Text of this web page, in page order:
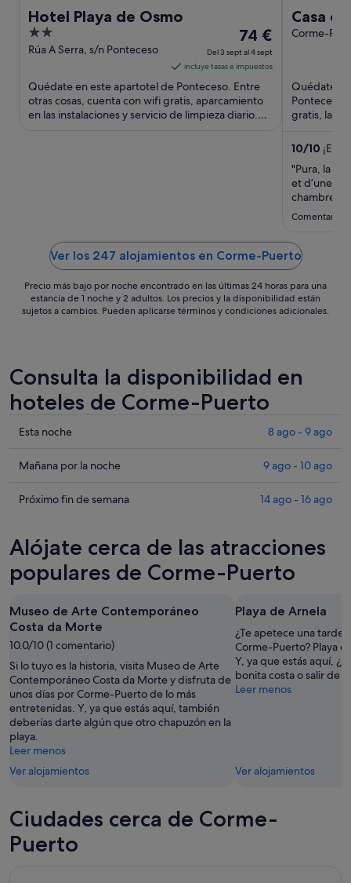
Hotel Playa de Osmo
2
out
5
Rúa A Serra, s/n Ponteceso
El
precio
es
de
74 €
por
74 €
Del 3 sept al 4 sept
incluye tasas e impuestos
Quédate en este apartotel de Ponteceso. Entre
otras cosas, cuenta con wifi gratis, aparcamiento
en las instalaciones y servicio de limpieza diario.
Casa
Corme-
Quédate
Ponteceso.
gratis,
10/10
"Pura, la
et d’une
chambres
couchages.
Comentario
Ver los 247 alojamientos en Corme-Puerto
Precio más bajo por noche encontrado en las últimas 24 horas para una
estancia de 1 noche y 2 adultos. Los precios y la disponibilidad están
sujetos a cambios. Pueden aplicarse términos y condiciones adicionales.
Consulta la disponibilidad en
hoteles de Corme-Puerto
Comprueba
precios
Corme-
esta
noche,
8
-
9
ago
Esta noche 8 ago - 9 ago
Comprueba
precios
Puerto
para
mañana
la
noche,
9
ago
-
10
ago
Mañana por la noche 9 ago - 10 ago
Comprueba
en
Corme-
Puerto
el
próximo
fin
de
semana,
14
ago
-
16
ago
Próximo fin de semana 14 ago - 16 ago
Alójate cerca de las atracciones
populares de Corme-Puerto
Museo de Arte Contemporáneo
Costa da Morte
10.0/10 (1 comentario)
Si lo tuyo es la historia, visita Museo de Arte
Contemporáneo Costa da Morte y disfruta de
unos días por Corme-Puerto de lo más
entretenidas. Y, ya que estás aquí, también
deberías darte algún que otro chapuzón en la
playa.
Leer menos
Ver alojamientos
Playa de Arnela
¿Te apetece una
Corme-Puerto? Playa
Y, ya que estás aquí,
bonita costa o salir de
Leer menos
Ver alojamientos
Ciudades cerca de Corme-
Puerto